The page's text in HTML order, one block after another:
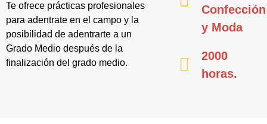
Te ofrece prácticas profesionales
para adentrate en el campo y la
posibilidad de adentrarte a un
Grado Medio después de la
finalización del grado medio.
Confección
y Moda
2000
horas.